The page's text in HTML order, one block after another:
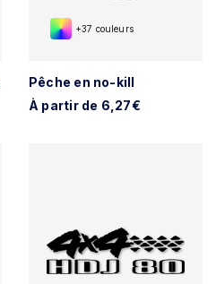
+37 couleurs
Pêche en no-kill
À partir de 6,27€